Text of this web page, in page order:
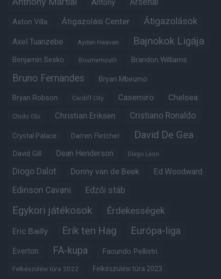
Antony Arsenal
Aston Villa Átigazolási Center Átigazolások
Axel Tuanzebe Ayden Heaven Bajnokok Ligája
Benjamin Sesko Bournemouth Brandon Williams
Bruno Fernandes Bryan Mbeumo
Bryan Robson Cardiff City Casemiro Chelsea
Chido Obi Christian Eriksen Cristiano Ronaldo
Crystal Palace Darren Fletcher David De Gea
David Gill Dean Henderson Diego Leon
Diogo Dalot Donny van de Beek Ed Woodward
Edinson Cavani Edzői stáb
Egykori játékosok Érdekességek
Eric Bailly Erik ten Hag Európa-liga
Everton FA-kupa Facundo Pellistri
Felkészülési túra 2022 Felkészülési túra 2023